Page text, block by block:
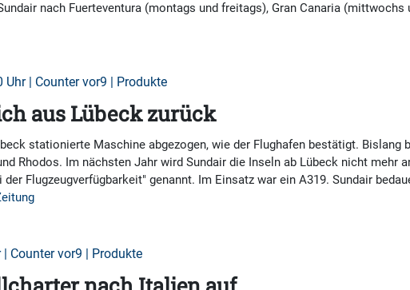
nach Fuerteventura (montags und freitags), Gran Canaria
| Counter vor9 | Produkte
aus Lübeck zurück
stationierte Maschine abgezogen, wie der Flughafen bestätigt.
Rhodos. Im nächsten Jahr wird Sundair die Inseln ab Lübeck nicht mehr
der Flugzeugverfügbarkeit" genannt. Im Einsatz war ein A319. Sundair
Counter vor9 | Produkte